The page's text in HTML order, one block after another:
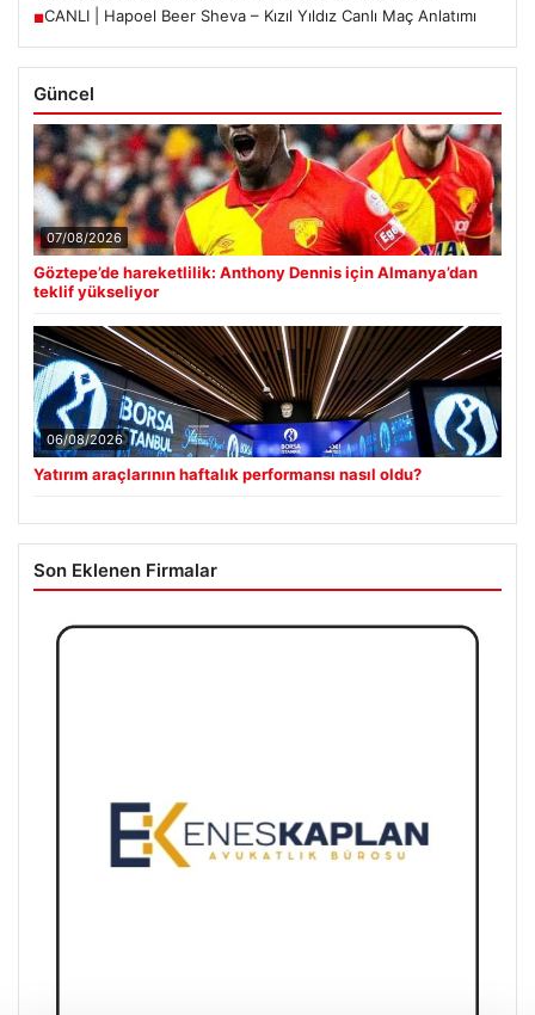
■CANLI | Hapoel Beer Sheva – Kızıl Yıldız Canlı Maç Anlatımı
Güncel
07/08/2026
Göztepe’de hareketlilik: Anthony Dennis için Almanya’dan
teklif yükseliyor
06/08/2026
Yatırım araçlarının haftalık performansı nasıl oldu?
Son Eklenen Firmalar